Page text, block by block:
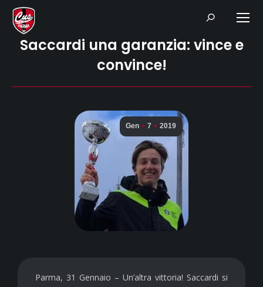
Search:
Saccardi una garanzia: vince e
convince!
Gen 7 2019
Parma, 31 Gennaio – Un’altra vittoria! Saccardi si